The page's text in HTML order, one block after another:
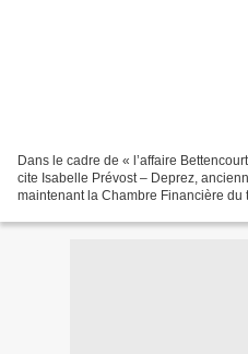
Dans le cadre de « l’affaire
cite Isabelle Prévost – Deprez,
maintenant la Chambre Financière